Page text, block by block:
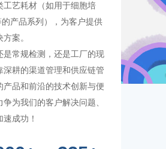
艺耗材（如用于细胞培
产品系列），为客户提供
案。
常规检测，还是工厂的现
耕的渠道管理和供应链管
品和前沿的技术创新与便
为我们的客户解决问题、
成功！